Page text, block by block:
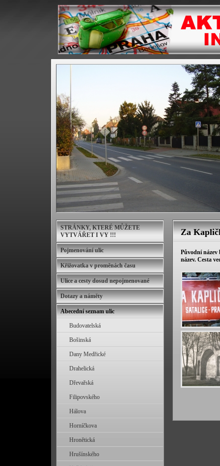
Za
Původní název
název. Cesta
STRÁNKY, KTERÉ MŮŽETE
VYTVÁŘET I VY !!!
Pojmenování ulic
Křižovatka v proměnách času
Ulice a cesty dosud nepojmenované
Dotazy a náměty
Abecední seznam ulic
Budovatelská
Bošinská
Dany Medřické
Drahelická
Dřevařská
Filipovského
Hálova
Horníčkova
Hronětická
Hrušínského